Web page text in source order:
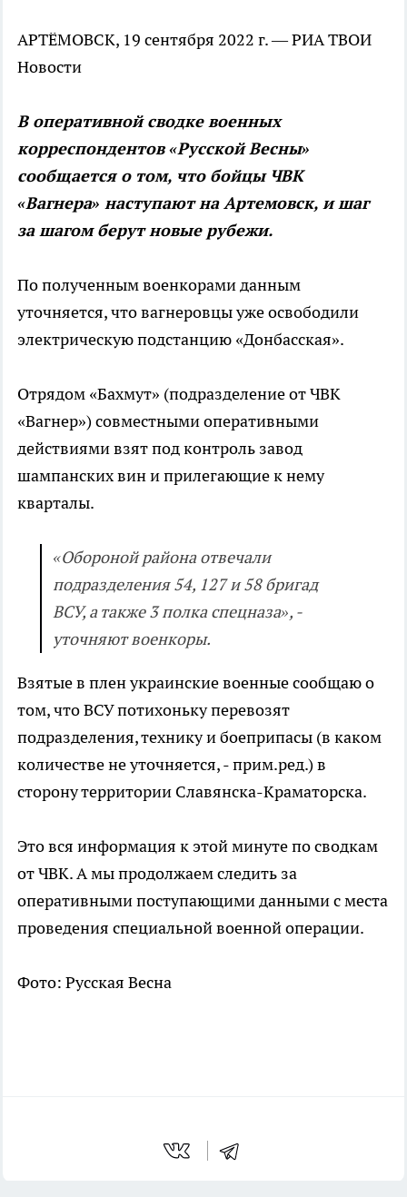
АРТЁМОВСК, 19 сентября 2022 г. — РИА ТВОИ
Новости
В оперативной сводке военных
корреспондентов «Русской Весны»
сообщается о том, что бойцы ЧВК
«Вагнера» наступают на Артемовск, и шаг
за шагом берут новые рубежи.
По полученным военкорами данным
уточняется, что вагнеровцы уже освободили
электрическую подстанцию «Донбасская».
Отрядом «Бахмут» (подразделение от ЧВК
«Вагнер») совместными оперативными
действиями взят под контроль завод
шампанских вин и прилегающие к нему
кварталы.
«Обороной района отвечали
подразделения 54, 127 и 58 бригад
ВСУ, а также 3 полка спецназа», -
уточняют военкоры.
Взятые в плен украинские военные сообщаю о
том, что ВСУ потихоньку перевозят
подразделения, технику и боеприпасы (в каком
количестве не уточняется, - прим.ред.) в
сторону территории Славянска-Краматорска.
Это вся информация к этой минуте по сводкам
от ЧВК. А мы продолжаем следить за
оперативными поступающими данными с места
проведения специальной военной операции.
Фото: Русская Весна